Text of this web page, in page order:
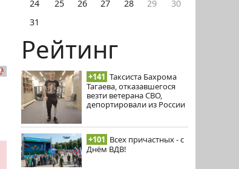
24
25 26 27 28 29
30
31
Рейтинг
+141 Таксиста Бахрома
Тагаева, отказавшегося
везти ветерана СВО,
депортировали из России
+101 Всех причастных - с
Днём ВДВ!